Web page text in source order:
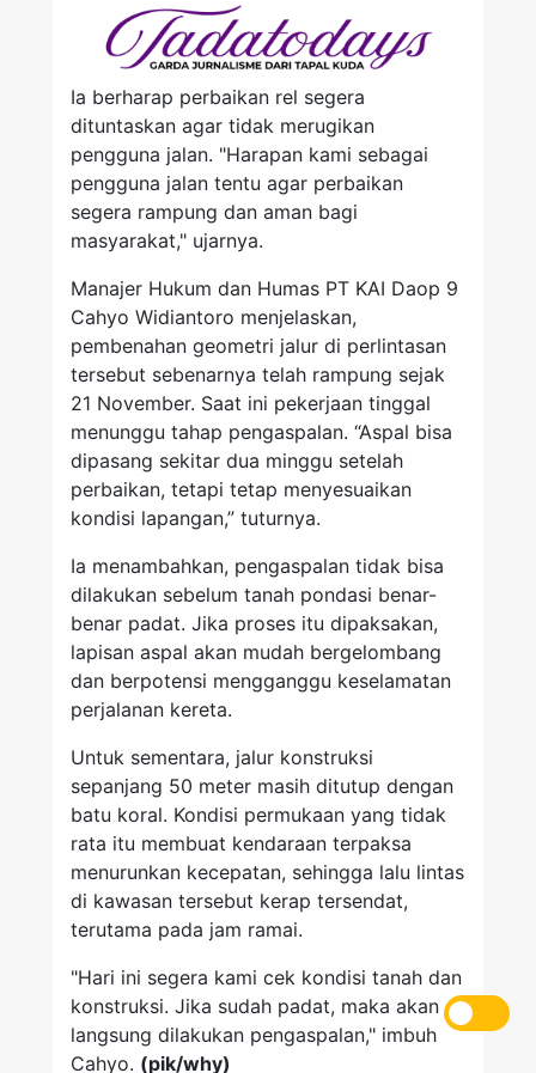
Ia berharap perbaikan rel segera
dituntaskan agar tidak merugikan
pengguna jalan. "Harapan kami sebagai
pengguna jalan tentu agar perbaikan
segera rampung dan aman bagi
masyarakat," ujarnya.
Manajer Hukum dan Humas PT KAI Daop 9
Cahyo Widiantoro menjelaskan,
pembenahan geometri jalur di perlintasan
tersebut sebenarnya telah rampung sejak
21 November. Saat ini pekerjaan tinggal
menunggu tahap pengaspalan. “Aspal bisa
dipasang sekitar dua minggu setelah
perbaikan, tetapi tetap menyesuaikan
kondisi lapangan,” tuturnya.
Ia menambahkan, pengaspalan tidak bisa
dilakukan sebelum tanah pondasi benar-
benar padat. Jika proses itu dipaksakan,
lapisan aspal akan mudah bergelombang
dan berpotensi mengganggu keselamatan
perjalanan kereta.
Untuk sementara, jalur konstruksi
sepanjang 50 meter masih ditutup dengan
batu koral. Kondisi permukaan yang tidak
rata itu membuat kendaraan terpaksa
menurunkan kecepatan, sehingga lalu lintas
di kawasan tersebut kerap tersendat,
terutama pada jam ramai.
"Hari ini segera kami cek kondisi tanah dan
konstruksi. Jika sudah padat, maka akan
langsung dilakukan pengaspalan," imbuh
Cahyo. (pik/why)